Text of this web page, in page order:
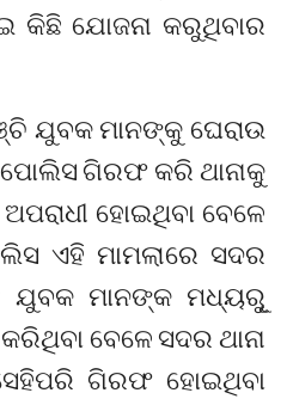
କିଛି ଯୋଜନା କରୁଥିବାର
ଯୁବକ ମାନଙ୍କୁ ଘେରାଉ
ଗିରଫ କରି ଥାନାକୁ
ହୋଇଥିବା ବେଳେ
ଏହି ମାମଲାରେ ସଦର
ଯୁବକ ମାନଙ୍କ ମଧ୍ୟରୁୂ
ବେଳେ ସଦର ଥାନା
ଗିରଫ ହୋଇଥିବା